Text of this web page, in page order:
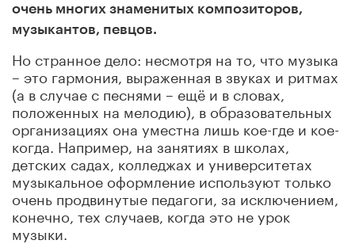
очень многих знаменитых композиторов,
музыкантов, певцов.
Но странное дело: несмотря на то, что музыка
– это гармония, выраженная в звуках и ритмах
(а в случае с песнями – ещё и в словах,
положенных на мелодию), в образовательных
организациях она уместна лишь кое-где и кое-
когда. Например, на занятиях в школах,
детских садах, колледжах и университетах
музыкальное оформление используют только
очень продвинутые педагоги, за исключением,
конечно, тех случаев, когда это не урок
музыки.